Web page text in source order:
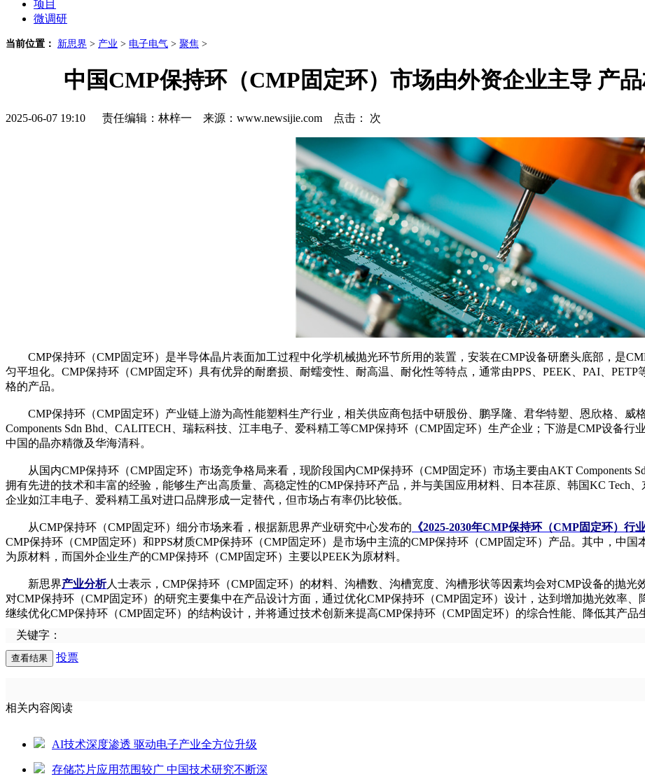
项目
微调研
当前位置： 新思界 > 产业 > 电子电气 > 聚焦 >
中国CMP保持环（CMP固定环）市场由外资企业主导 产
2025-06-07 19:10 责任编辑：林梓一 来源：www.newsijie.com 点击： 次
CMP保持环（CMP固定环）是半导体晶片表面加工过程中化学机械抛光环节所用的装置，安装在CMP设备研磨头底部，是
匀平坦化。CMP保持环（CMP固定环）具有优异的耐磨损、耐蠕变性、耐高温、耐化性等特点，通常由PPS、PEEK、PAI、
格的产品。
CMP保持环（CMP固定环）产业链上游为高性能塑料生产行业，相关供应商包括中研股份、鹏孚隆、君华特塑、恩欣格、威
Components Sdn Bhd、CALITECH、瑞耘科技、江丰电子、爱科精工等CMP保持环（CMP固定环）生产企业；下游是CMP设备行
中国的晶亦精微及华海清科。
从国内CMP保持环（CMP固定环）市场竞争格局来看，现阶段国内CMP保持环（CMP固定环）市场主要由AKT Components
拥有先进的技术和丰富的经验，能够生产出高质量、高稳定性的CMP保持环产品，并与美国应用材料、日本荏原、韩国KC Tech
企业如江丰电子、爱科精工虽对进口品牌形成一定替代，但市场占有率仍比较低。
从CMP保持环（CMP固定环）细分市场来看，根据新思界产业研究中心发布的 《2025-2030年CMP保持环（CMP固定环）行
CMP保持环（CMP固定环）和PPS材质CMP保持环（CMP固定环）是市场中主流的CMP保持环（CMP固定环）产品。其中，中
为原材料，而国外企业生产的CMP保持环（CMP固定环）主要以PEEK为原材料。
新思界产业分析人士表示，CMP保持环（CMP固定环）的材料、沟槽数、沟槽宽度、沟槽形状等因素均会对CMP设备的抛
对CMP保持环（CMP固定环）的研究主要集中在产品设计方面，通过优化CMP保持环（CMP固定环）设计，达到增加抛光效率
继续优化CMP保持环（CMP固定环）的结构设计，并将通过技术创新来提高CMP保持环（CMP固定环）的综合性能、降低其产品
关键字：
投票
相关内容阅读
AI技术深度渗透 驱动电子产业全方位升级
存储芯片应用范围较广 中国技术研究不断深